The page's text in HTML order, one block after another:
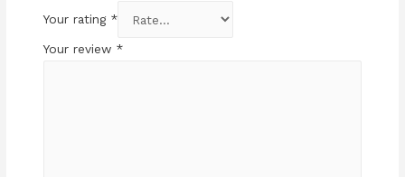
Your rating *
Your review *